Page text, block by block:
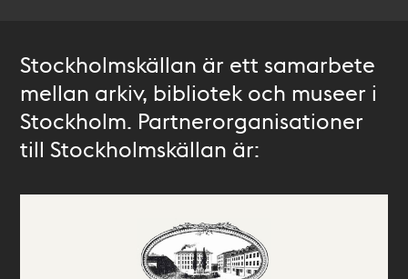
Stockholmskällan är ett samarbete
mellan arkiv, bibliotek och museer i
Stockholm. Partnerorganisationer
till Stockholmskällan är: